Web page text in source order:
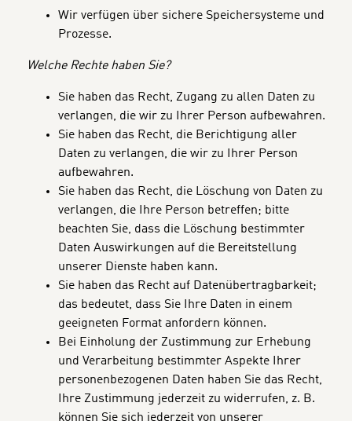
Wir verfügen über sichere Speichersysteme und
Prozesse.
Welche Rechte haben Sie?
Sie haben das Recht, Zugang zu allen Daten zu
verlangen, die wir zu Ihrer Person aufbewahren.
Sie haben das Recht, die Berichtigung aller
Daten zu verlangen, die wir zu Ihrer Person
aufbewahren.
Sie haben das Recht, die Löschung von Daten zu
verlangen, die Ihre Person betreffen; bitte
beachten Sie, dass die Löschung bestimmter
Daten Auswirkungen auf die Bereitstellung
unserer Dienste haben kann.
Sie haben das Recht auf Datenübertragbarkeit;
das bedeutet, dass Sie Ihre Daten in einem
geeigneten Format anfordern können.
Bei Einholung der Zustimmung zur Erhebung
und Verarbeitung bestimmter Aspekte Ihrer
personenbezogenen Daten haben Sie das Recht,
Ihre Zustimmung jederzeit zu widerrufen, z. B.
können Sie sich jederzeit von unserer